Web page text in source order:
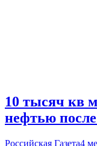
10 тысяч кв
нефтью
Российская Газета4